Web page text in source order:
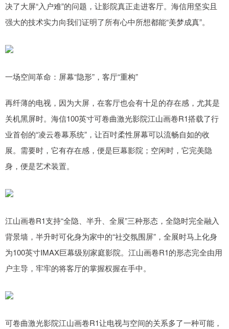
决了大屏“入户难”的问题，让影院真正走进客厅。海信用坚实且
强大的技术实力向我们证明了所有心中所想都能“美梦成真”。
一场空间革命：屏幕“隐形”，客厅“重构”
再纤薄的电视，因为大屏，在客厅也会有十足的存在感，尤其是
关机黑屏时。海信100英寸可卷曲激光影院江山画卷R1搭载了行
业首创的“凌云卷幕系统”，让百吋柔性屏幕可以流畅自如的收
展。需要时，它有存在感，便是巨幕影院；空闲时，它完美隐
身，便是艺术装置。
江山画卷R1支持“全隐、半升、全展”三种形态，全隐时完全融入
背景墙，半升时可化身为家中的“社交氛围屏”，全展时马上化身
为100英寸IMAX巨幕级别家庭影院。江山画卷R1的形态完全由用
户主导，牢牢的将客厅的掌握权握在手中。
可卷曲激光影院江山画卷R1让电视与空间的关系多了一种可能，